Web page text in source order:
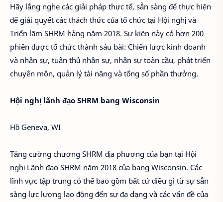
Hãy lắng nghe các giải pháp thực tế, sẵn sàng để thực hiện
để giải quyết các thách thức của tổ chức tại Hội nghị và
Triển lãm SHRM hàng năm 2018. Sự kiện này có hơn 200
phiên được tổ chức thành sáu bài: Chiến lược kinh doanh
và nhân sự, tuân thủ nhân sự, nhân sự toàn cầu, phát triển
chuyên môn, quản lý tài năng và tổng số phần thưởng.
Hội nghị lãnh đạo SHRM bang Wisconsin
Hồ Geneva, WI
Tăng cường chương SHRM địa phương của bạn tại Hội
nghị Lãnh đạo SHRM năm 2018 của bang Wisconsin. Các
lĩnh vực tập trung có thể bao gồm bất cứ điều gì từ sự sẵn
sàng lực lượng lao động đến sự đa dạng và các vấn đề của